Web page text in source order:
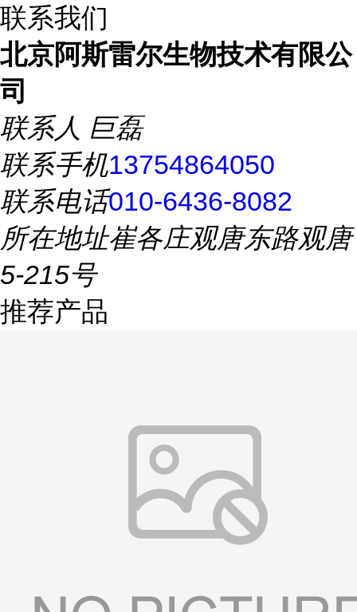
联系我们
北京阿斯雷尔生物技术有限公
司
联系人 巨磊
联系手机13754864050
联系电话010-6436-8082
所在地址崔各庄观唐东路观唐
5-215号
推荐产品